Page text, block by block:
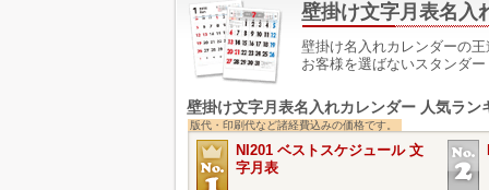
壁掛け文字月表名入
壁掛け名入れカレンダーの
お客様を選ばないスタンダ
壁掛け文字月表名入れカレンダー 人気ラン
版代・印刷代など諸経費込みの価格です。
NI201 ベストスケジュール 文
字月表